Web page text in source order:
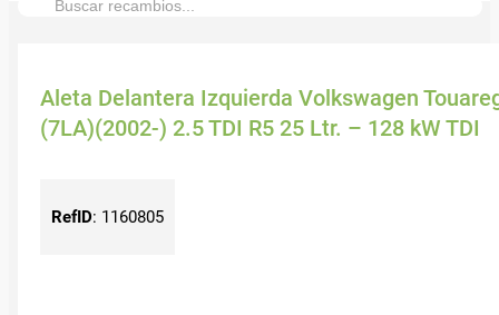
Buscar:
Aleta Delantera Izquierda Volkswagen
(7LA)(2002-) 2.5 TDI R5 25 Ltr. – 128 kW TDI
RefID: 1160805